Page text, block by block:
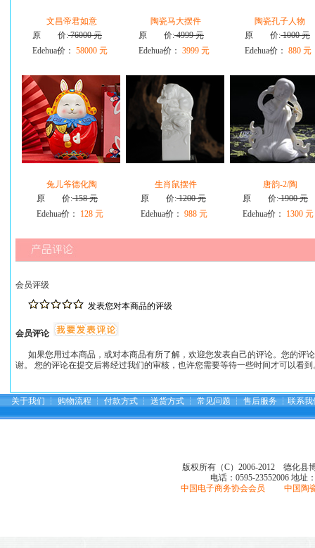
文昌帝君如意
原 价:76000 元
Edehua价： 58000 元
陶瓷马大摆件
原 价:4999 元
Edehua价： 3999 元
陶瓷孔子人物
原 价:1000 元
Edehua价： 880 元
兔儿爷德化陶
原 价:158 元
Edehua价：
128 元
生肖鼠摆件
原 价:1200 元
Edehua价： 988 元
唐韵-2/陶
原 价:1900 元
Edehua价：
1300 元
会员评级
发表您对本商品的评级
会员评论
如果您用过本商品，或对本商品有所了解，欢迎您发表自己的评论。您的评
谢。 您的评论在提交后将经过我们的审核，也许您需要等待一些时间才可以看
关于我们 ┆ 购物流程 ┆ 付款方式 ┆ 送货方式 ┆ 常见问题 ┆ 售后服务 ┆ 联系我
版权所有（C）2006-2012 德化县
电话：0595-23552006 地址
中国电子商务协会会员 中国陶